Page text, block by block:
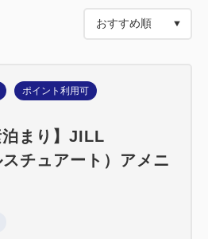
ラシ｜ボディタオル｜ハンドソ
ス｜ボディソープ｜パジャマ
"https://www.vessel-
>https://www.vessel-
ントで無料貸出ししておりま
ポイント利用可
泊まり】JILL
チュアート）アメニ